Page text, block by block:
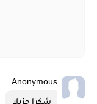
Anonymous